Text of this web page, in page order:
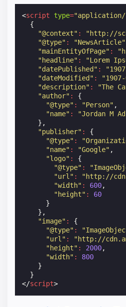
<script type=
{
"@context" : "http://
"@type" : "NewsArticle"
"mainEntityOfPage" :
"headline" : "Lorem
"datePublished" :
"dateModified" :
"description" :
"The
"author" :
{
"@type" : "Person" ,
"name" :
"Jordan M
},
"publisher" :
{
"@type" :
"name" : "Google" ,
"logo" :
{
"@type" :
"url" :
"http://
"width" : 600,
"height" :
60
}
},
"image" :
{
"@type" :
"url" :
"http://
"height" : 2000,
"width" :
800
}
}
</script>